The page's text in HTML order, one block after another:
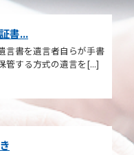
書...
言書を遺言者自らが手書
管する方式の遺言を[...]